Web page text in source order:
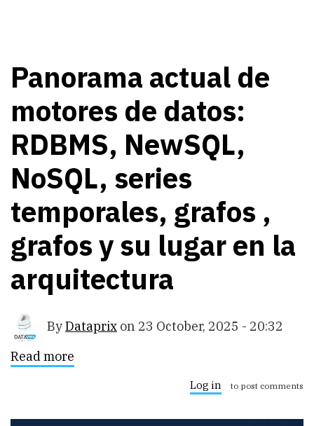
Panorama actual de
motores de datos:
RDBMS, NewSQL,
NoSQL, series
temporales, grafos ,
grafos y su lugar en la
arquitectura
ByDataprix on 23 October, 2025 - 20:32
Read more
de
Log in to post comments